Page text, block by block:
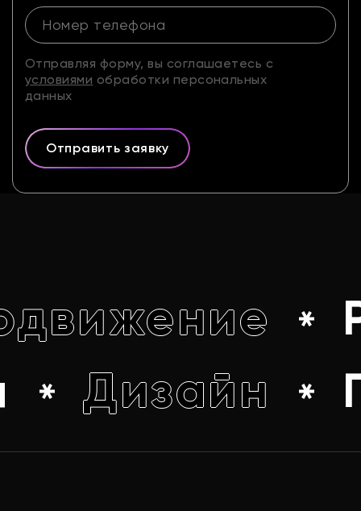
Отправляя форму, вы соглашаетесь с
условиями обработки персональных
данных
Отправить заявку
Дизайн